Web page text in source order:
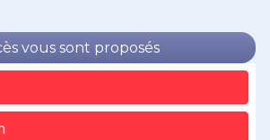
vous sont proposés